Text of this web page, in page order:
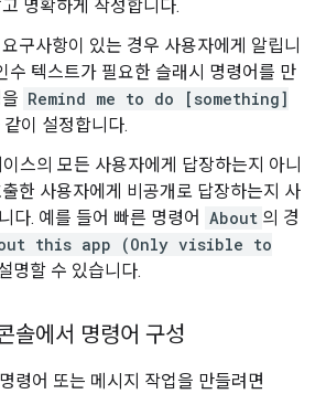
명확하게 작성합니다.
구사항이 있는 경우 사용자에게 알립니
수 텍스트가 필요한 슬래시 명령어를 만
Remind me to do [something]
같이 설정합니다.
스의 모든 사용자에게 답장하는지 아니
한 사용자에게 비공개로 답장하는지 사
다. 예를 들어 빠른 명령어 About 의 경
this app (Only visible to
명할 수 있습니다.
에서 명령어 구성
령어 또는 메시지 작업을 만들려면